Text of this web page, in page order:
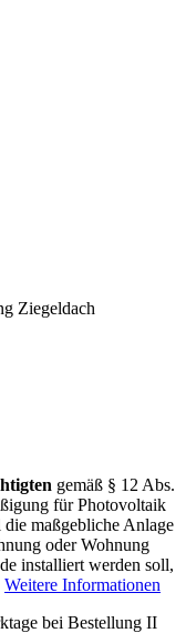
gemäß § 12 Abs.
für Photovoltaik
die maßgebliche Anlage
oder Wohnung
installiert werden soll,
Weitere Informationen
bei Bestellung II